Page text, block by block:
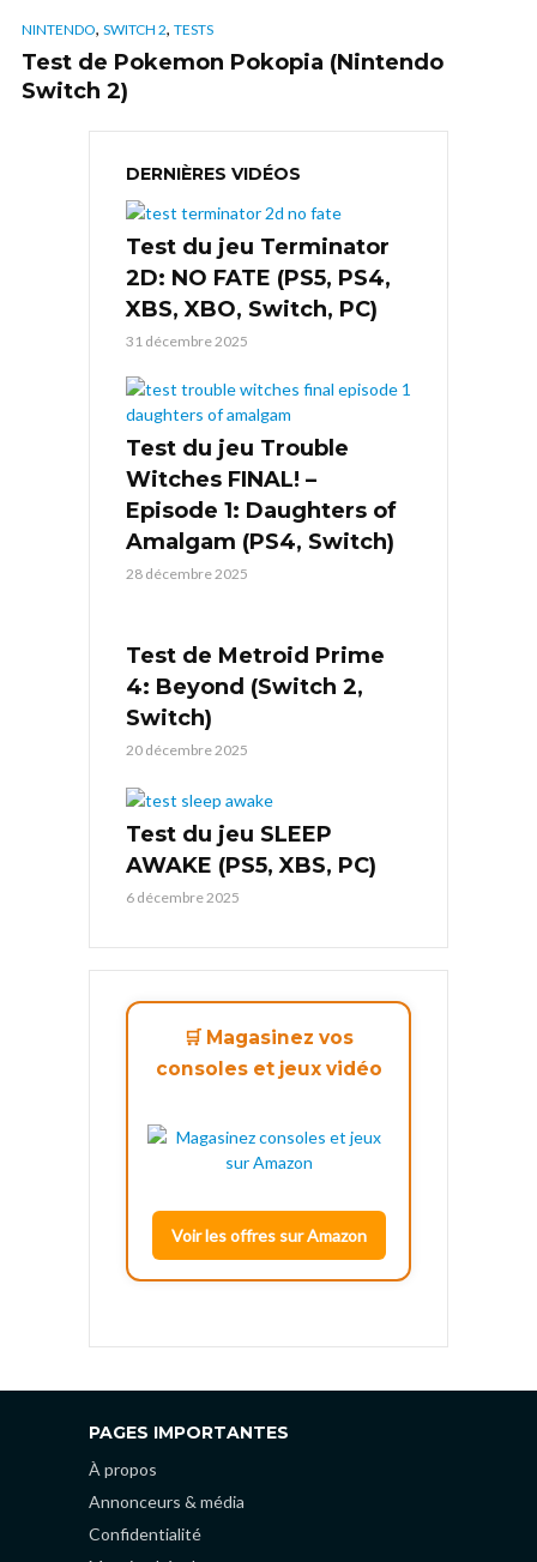
NINTENDO, SWITCH 2, TESTS
Test de Pokemon Pokopia (Nintendo
Switch 2)
DERNIÈRES VIDÉOS
Test du jeu Terminator
2D: NO FATE (PS5, PS4,
XBS, XBO, Switch, PC)
31 décembre 2025
Test du jeu Trouble
Witches FINAL! –
Episode 1: Daughters of
Amalgam (PS4, Switch)
28 décembre 2025
Test de Metroid Prime
4: Beyond (Switch 2,
Switch)
20 décembre 2025
Test du jeu SLEEP
AWAKE (PS5, XBS, PC)
6 décembre 2025
🛒 Magasinez vos
consoles et jeux vidéo
Voir les offres sur Amazon
PAGES IMPORTANTES
À propos
Annonceurs & média
Confidentialité